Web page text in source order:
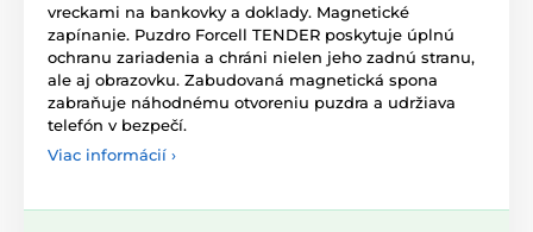
vreckami na bankovky a doklady. Magnetické
zapínanie. Puzdro Forcell TENDER poskytuje úplnú
ochranu zariadenia a chráni nielen jeho zadnú stranu,
ale aj obrazovku. Zabudovaná magnetická spona
zabraňuje náhodnému otvoreniu puzdra a udržiava
telefón v bezpečí.
Viac informácií ›